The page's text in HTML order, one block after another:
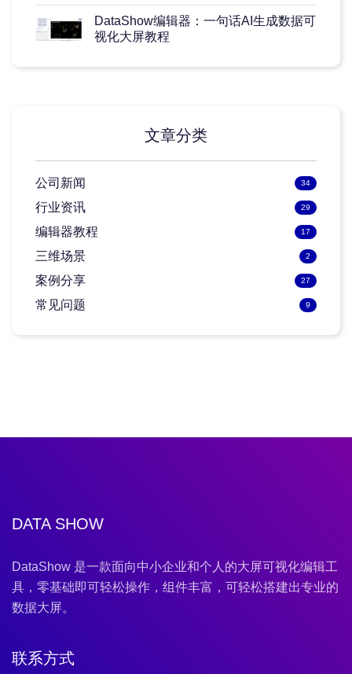
DataShow编辑器：一句话AI生成数据可
视化大屏教程
文章分类
公司新闻 34
行业资讯 29
编辑器教程 17
三维场景 2
案例分享 27
常见问题 9
DATA SHOW
DataShow 是一款面向中小企业和个人的大屏可视化编辑工
具，零基础即可轻松操作，组件丰富，可轻松搭建出专业的
数据大屏。
联系方式